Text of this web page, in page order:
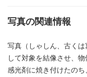
写真の関連情報
写真（しゃしん、古く
して対象を結像させ、
感光剤に焼き付けたの